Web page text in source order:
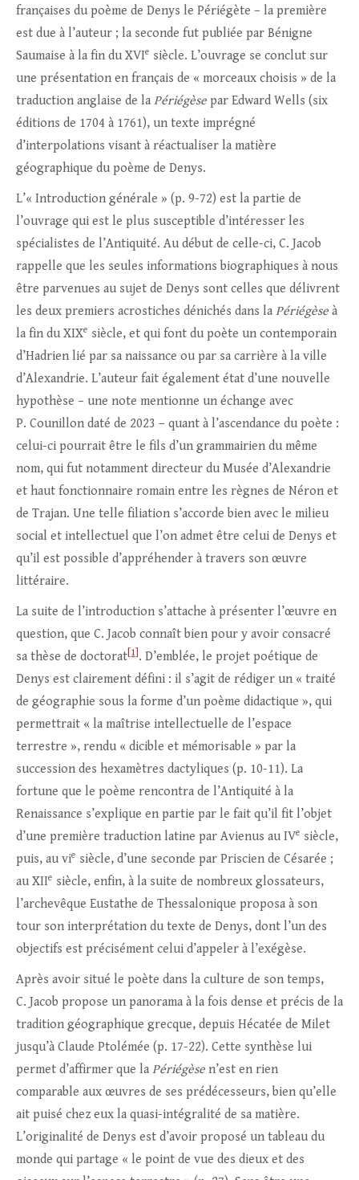
françaises du poème de Denys le Périégète – la première
est due à l’auteur ; la seconde fut publiée par Bénigne
Saumaise à la fin du XVIe siècle. L’ouvrage se conclut sur
une présentation en français de « morceaux choisis » de la
traduction anglaise de la Périégèse par Edward Wells (six
éditions de 1704 à 1761), un texte imprégné
d’interpolations visant à réactualiser la matière
géographique du poème de Denys.
L’« Introduction générale » (p. 9-72) est la partie de
l’ouvrage qui est le plus susceptible d’intéresser les
spécialistes de l’Antiquité. Au début de celle-ci, C. Jacob
rappelle que les seules informations biographiques à nous
être parvenues au sujet de Denys sont celles que délivrent
les deux premiers acrostiches dénichés dans la Périégèse à
la fin du XIXe siècle, et qui font du poète un contemporain
d’Hadrien lié par sa naissance ou par sa carrière à la ville
d’Alexandrie. L’auteur fait également état d’une nouvelle
hypothèse – une note mentionne un échange avec
P. Counillon daté de 2023 – quant à l’ascendance du poète :
celui-ci pourrait être le fils d’un grammairien du même
nom, qui fut notamment directeur du Musée d’Alexandrie
et haut fonctionnaire romain entre les règnes de Néron et
de Trajan. Une telle filiation s’accorde bien avec le milieu
social et intellectuel que l’on admet être celui de Denys et
qu’il est possible d’appréhender à travers son œuvre
littéraire.
La suite de l’introduction s’attache à présenter l’œuvre en
question, que C. Jacob connaît bien pour y avoir consacré
sa thèse de doctorat [1] . D’emblée, le projet poétique de
Denys est clairement défini : il s’agit de rédiger un « traité
de géographie sous la forme d’un poème didactique », qui
permettrait « la maîtrise intellectuelle de l’espace
terrestre », rendu « dicible et mémorisable » par la
succession des hexamètres dactyliques (p. 10-11). La
fortune que le poème rencontra de l’Antiquité à la
Renaissance s’explique en partie par le fait qu’il fit l’objet
d’une première traduction latine par Avienus au IVe siècle,
puis, au vie siècle, d’une seconde par Priscien de Césarée ;
au XIIe siècle, enfin, à la suite de nombreux glossateurs,
l’archevêque Eustathe de Thessalonique proposa à son
tour son interprétation du texte de Denys, dont l’un des
objectifs est précisément celui d’appeler à l’exégèse.
Après avoir situé le poète dans la culture de son temps,
C. Jacob propose un panorama à la fois dense et précis de la
tradition géographique grecque, depuis Hécatée de Milet
jusqu’à Claude Ptolémée (p. 17-22). Cette synthèse lui
permet d’affirmer que la Périégèse n’est en rien
comparable aux œuvres de ses prédécesseurs, bien qu’elle
ait puisé chez eux la quasi-intégralité de sa matière.
L’originalité de Denys est d’avoir proposé un tableau du
monde qui partage « le point de vue des dieux et des